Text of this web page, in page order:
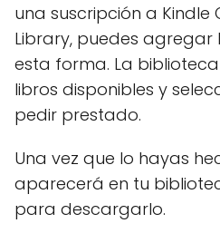
una suscripción a Kindle
Library, puedes
esta forma. La
libros disponibles y
pedir prestado.
Una vez que lo hayas
aparecerá en tu
para descargarlo.